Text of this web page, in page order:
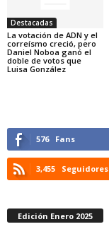
Destacadas
La votación de ADN y el
correísmo creció, pero
Daniel Noboa ganó el
doble de votos que
Luisa González
576 Fans
3,455 Seguidores
Edición Enero 2025